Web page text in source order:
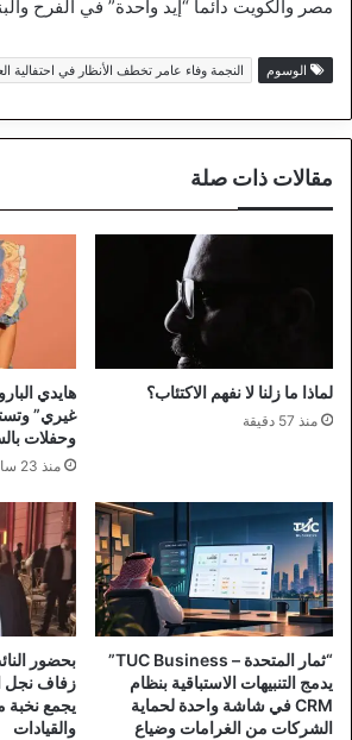
مصر والكويت دائماً “إيد واحدة” في الفرح
الوسوم النجمة وفاء عامر تخطف الأنظار في احتفالية
مقالات ذات صلة
لماذا ما زلنا لا نفهم الاكتئاب؟
منذ 57 دقيقة
هايدي
غيري”
وحفلات
منذ 23 ساعة
“ثمار المتحدة – TUC Business”
يدمج التنبيهات الاستباقية بنظام
CRM في شاشة واحدة لحماية
الشركات من الغرامات وضياع
بحضور
زفاف نجل
يجمع نخبة
والقيادات